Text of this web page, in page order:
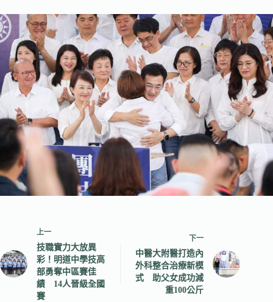
上一
技職實力大放異
彩！明道中學技高
部勇奪中區賽佳
績 14人晉級全國
賽
下一
中醫大附醫打造內
外科整合治療新模
式 助父女成功減
重100公斤